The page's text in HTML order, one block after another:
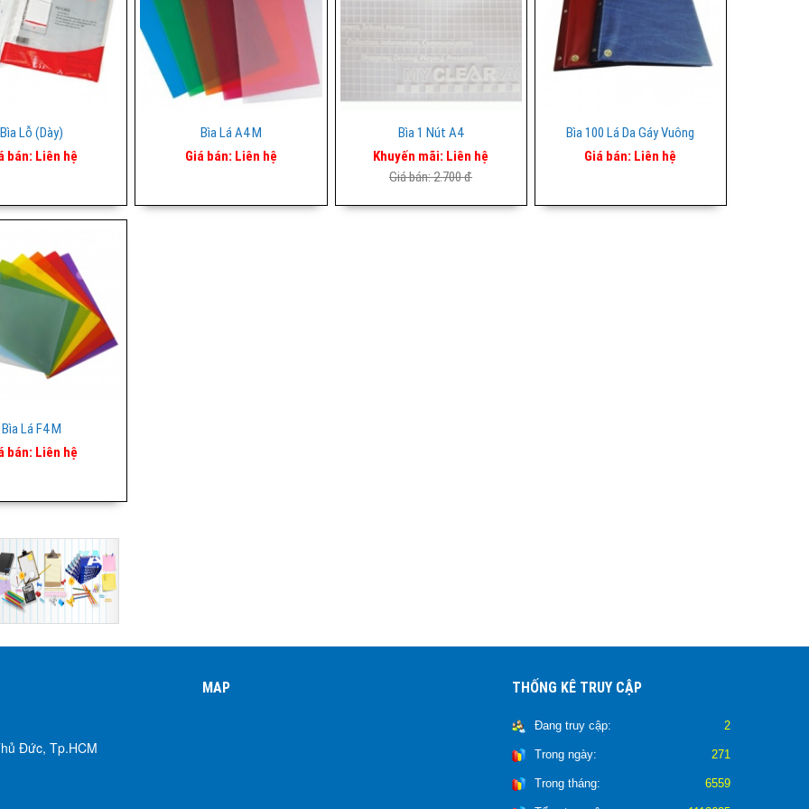
Bìa Lỗ (dày)
bán: Liên hệ
Bìa Lá A4 M
Giá bán: Liên hệ
Bìa 1 Nút A4
Khuyến mãi: Liên hệ
Giá bán:2.700 đ
Bìa 100 Lá Da Gáy Vuông
Giá bán: Liên hệ
Bìa Lá F4 M
bán: Liên hệ
Đức, Tp.HCM
MAP THỐNG KÊ TRUY CẬP
Đang truy cập: 2
Trong ngày: 271
Trong tháng: 6559